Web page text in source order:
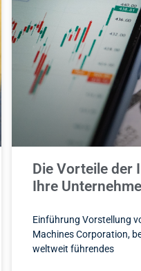
Die Vorteile der
Ihre
Einführung Vorstellung
Machines Corporation,
weltweit führendes